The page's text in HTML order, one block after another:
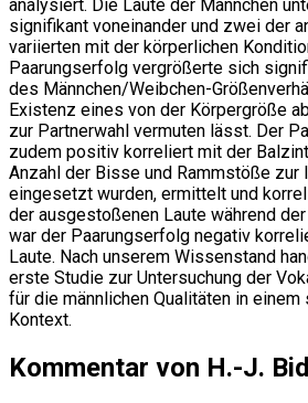
analysiert. Die Laute der Männchen
signifikant voneinander und zwei der
variierten mit der körperlichen
Paarungserfolg vergrößerte sich
des Männchen/Weibchen-
Existenz eines von der Körpergröße
zur Partnerwahl vermuten lässt. Der
zudem positiv korreliert mit der
Anzahl der Bisse und Rammstöße zur
eingesetzt wurden, ermittelt und
der ausgestoßenen Laute während
war der Paarungserfolg negativ
Laute. Nach unserem Wissenstand
erste Studie zur Untersuchung der
für die männlichen Qualitäten in
Kontext.
Kommentar von H.-J.